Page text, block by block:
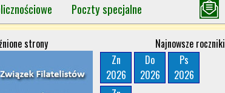
Poczty specjalne
strony
Najnowsze roczniki
Zn
2026
Do
2026
Ps
2026